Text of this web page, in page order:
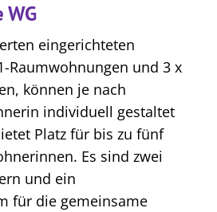
WG
eingerichteten
Raumwohnungen und 3 x
können je nach
individuell gestaltet
Platz für bis zu fünf
Es sind zwei
und ein
für die gemeinsame